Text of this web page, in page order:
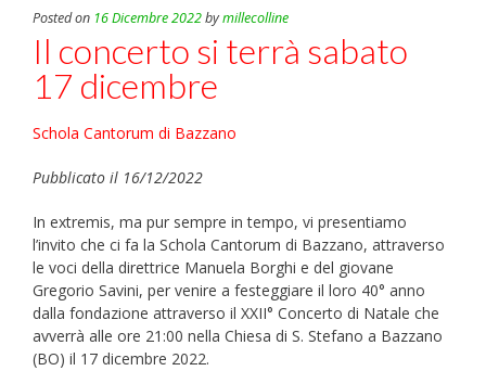
Posted on 16 Dicembre 2022bymillecolline
Il concerto si terrà sabato
17 dicembre
Schola Cantorum di Bazzano
Pubblicato il 16/12/2022
In extremis, ma pur sempre in tempo, vi presentiamo
l’invito che ci fa la Schola Cantorum di Bazzano, attraverso
le voci della direttrice Manuela Borghi e del giovane
Gregorio Savini, per venire a festeggiare il loro 40° anno
dalla fondazione attraverso il XXII° Concerto di Natale che
avverrà alle ore 21:00 nella Chiesa di S. Stefano a Bazzano
(BO) il 17 dicembre 2022.